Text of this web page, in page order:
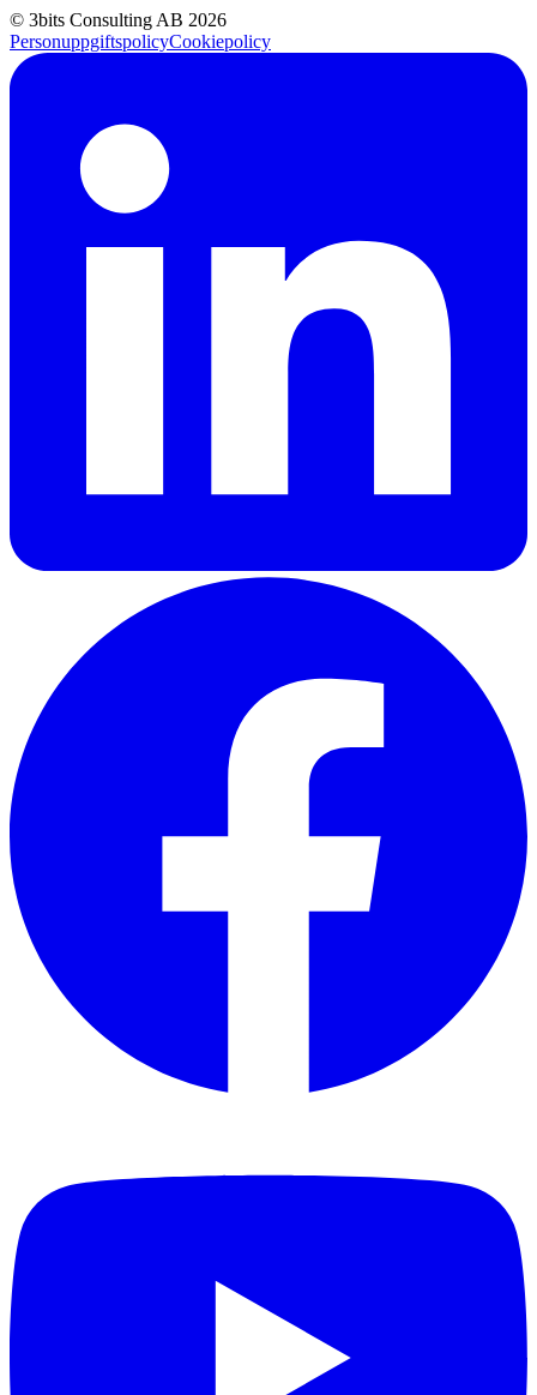
© 3bits Consulting AB 2026
PersonuppgiftspolicyCookiepolicy